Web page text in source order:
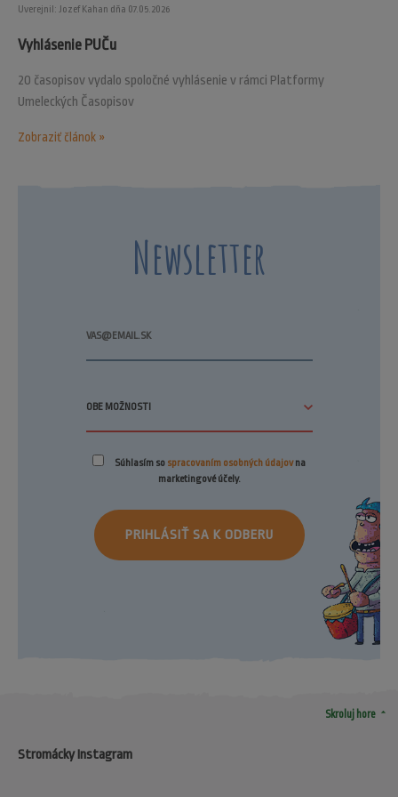
Uverejnil: Jozef Kahan dňa 07.05.2026
Vyhlásenie PUČu
20 časopisov vydalo spoločné vyhlásenie v rámci Platformy
Umeleckých Časopisov
Zobraziť článok »
Newsletter
Súhlasím so spracovaním osobných údajovna
marketingové účely.
PRIHLÁSIŤ SA K ODBERU
Skroluj hore arrow_drop_up
Stromácky Instagram